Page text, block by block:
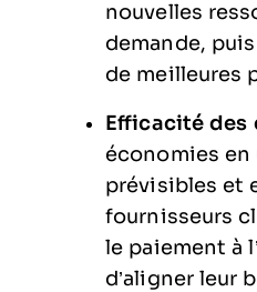
nouvelles
demande,
de meilleures
Efficacité des
économies
prévisibles et
fournisseurs
le paiement à
d’aligner leur